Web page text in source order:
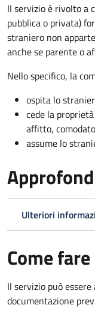
Il servizio è rivolto a
pubblica o privata)
straniero non
anche se parente o
Nello specifico, la
ospita lo
cede la
affitto,
assume lo
Ulteriori
Come fare
Il servizio può
documentazione